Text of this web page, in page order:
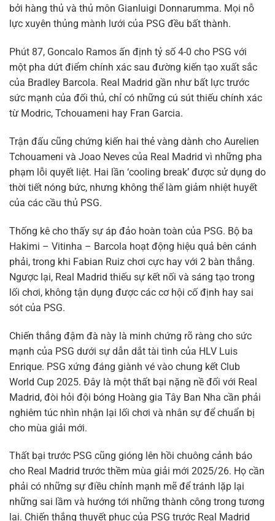
bởi hàng thủ và thủ môn Gianluigi Donnarumma. Mọi nỗ
lực xuyên thủng mành lưới của PSG đều bất thành.
Phút 87, Goncalo Ramos ấn định tỷ số 4-0 cho PSG với
một pha dứt điểm chính xác sau đường kiến tạo xuất sắc
của Bradley Barcola. Real Madrid gần như bất lực trước
sức mạnh của đối thủ, chỉ có những cú sút thiếu chính xác
từ Modric, Tchouameni hay Fran Garcia.
Trận đấu cũng chứng kiến hai thẻ vàng dành cho Aurelien
Tchouameni và Joao Neves của Real Madrid vì những pha
phạm lỗi quyết liệt. Hai lần ‘cooling break’ được sử dụng do
thời tiết nóng bức, nhưng không thể làm giảm nhiệt huyết
của các cầu thủ PSG.
Thống kê cho thấy sự áp đảo hoàn toàn của PSG. Bộ ba
Hakimi – Vitinha – Barcola hoạt động hiệu quả bên cánh
phải, trong khi Fabian Ruiz chơi cực hay với 2 bàn thắng.
Ngược lại, Real Madrid thiếu sự kết nối và sáng tạo trong
lối chơi, không tận dụng được các cơ hội cố định hay sai
sót của PSG.
Chiến thắng đậm đà này là minh chứng rõ ràng cho sức
mạnh của PSG dưới sự dẫn dắt tài tình của HLV Luis
Enrique. PSG xứng đáng giành vé vào chung kết Club
World Cup 2025. Đây là một thất bại nặng nề đối với Real
Madrid, đòi hỏi đội bóng Hoàng gia Tây Ban Nha cần phải
nghiêm túc nhìn nhận lại lối chơi và nhân sự để chuẩn bị
cho mùa giải mới.
Thất bại trước PSG cũng gióng lên hồi chuông cảnh báo
cho Real Madrid trước thềm mùa giải mới 2025/26. Họ cần
phải có những sự điều chỉnh mạnh mẽ để tránh lặp lại
những sai lầm và hướng tới những thành công trong tương
lai. Chiến thắng thuyết phục của PSG trước Real Madrid